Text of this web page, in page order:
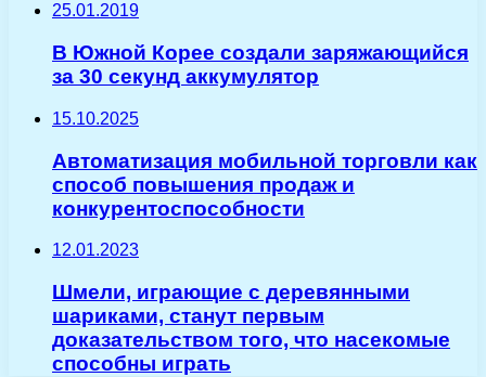
25.01.2019
В Южной Корее создали заряжающийся
за 30 секунд аккумулятор
15.10.2025
Автоматизация мобильной торговли как
способ повышения продаж и
конкурентоспособности
12.01.2023
Шмели, играющие с деревянными
шариками, станут первым
доказательством того, что насекомые
способны играть